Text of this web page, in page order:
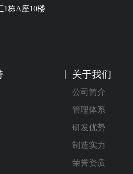
1栋A座10楼
关于我们
公司简介
管理体系
研发优势
制造实力
荣誉资质